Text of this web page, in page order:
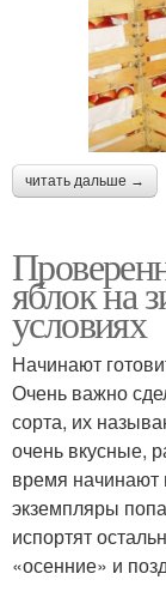
читать дальше →
яблок на
условиях
Начинают
Очень важно
сорта, их
очень вкусные,
время начинают
экземпляры
испортят
«осенние» и